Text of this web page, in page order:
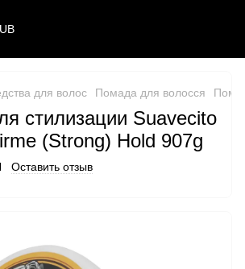
для волос Помада для волосся
стилизации Suavecito
(Strong) Hold 907g
Оставить отзыв